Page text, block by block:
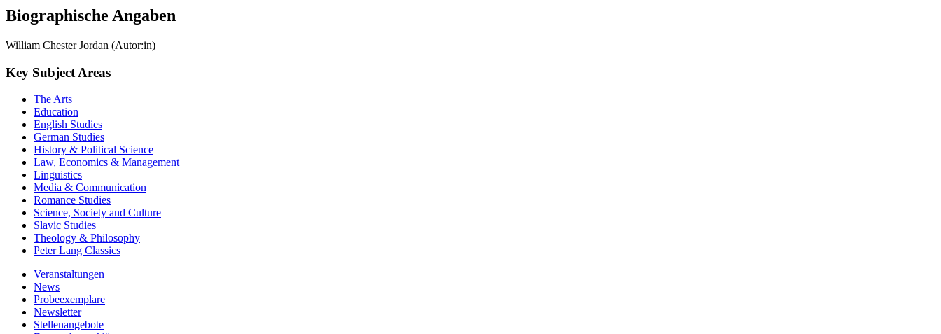
Biographische Angaben
William Chester Jordan (Autor:in)
Key Subject Areas
The Arts
Education
English Studies
German Studies
History & Political Science
Law, Economics & Management
Linguistics
Media & Communication
Romance Studies
Science, Society and Culture
Slavic Studies
Theology & Philosophy
Peter Lang Classics
Veranstaltungen
News
Probeexemplare
Newsletter
Stellenangebote